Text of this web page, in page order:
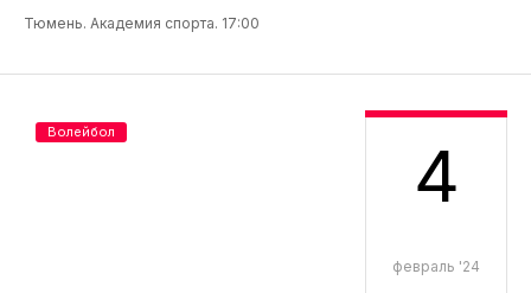
Тюмень. Академия спорта. 17:00
4
февраль '24
Волейбол